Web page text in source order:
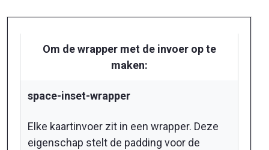
Om de wrapper met de invoer op te
maken:
space-inset-wrapper
Elke kaartinvoer zit in een wrapper. Deze
eigenschap stelt de padding voor de